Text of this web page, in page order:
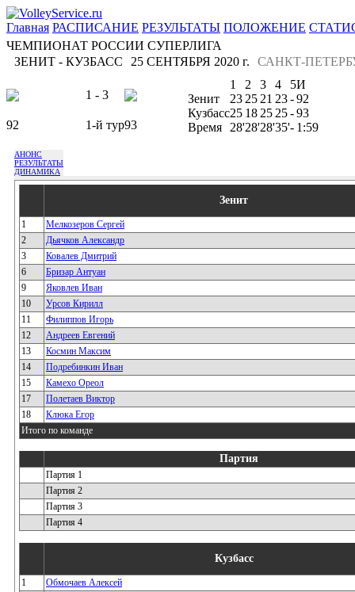
Главная РАСПИСАНИЕ РЕЗУЛЬТАТЫ ПОЛОЖЕНИЕ
ЧЕМПИОНАТ РОССИИ СУПЕРЛИГА
ЗЕНИТ - КУЗБАСС
САНКТ-
25 СЕНТЯБРЯ 2020 г.
1 - 3
92 1-й тур93
1 2 3 4 5И
Зенит
23 25 21 23-92
Кузбасс25 18 25 25-93
Время
28'28'28'35'- 1:59
АНОНС
РЕЗУЛЬТАТЫ
ДИНАМИКА
Зенит
1
Мелкозеров Сергей
2
Дьячков Александр
3
Ковалев Дмитрий
6
Бризар Антуан
9
Яковлев Иван
10
Урсов Кирилл
11
Филиппов Игорь
12
Андреев Евгений
13
Космин Максим
14
Подребинкин Иван
15
Камехо Ореол
17
Полетаев Виктор
18
Клюка Егор
Итого по команде
Партия
Партия 1
Партия 2
Партия 3
Партия 4
Кузбасс
1
Обмочаев Алексей